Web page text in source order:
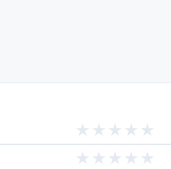
★
★
★
★
★
★
★
★
★
★